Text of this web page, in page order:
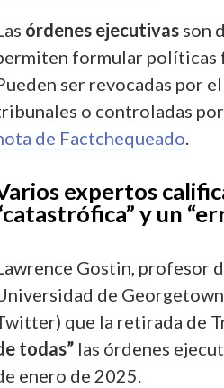
órdenes ejecutivas son
formular políticas
ser revocadas por
o controladas por
de Factchequeado
expertos
y un
Gostin, profesor
de
que la retirada de
todas” las órdenes
enero de 2025.